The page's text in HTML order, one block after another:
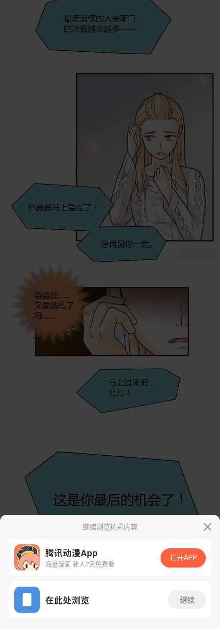
App免费看
继续浏览精彩内容
腾讯动漫App
海量漫画 新人7天免费看
打开APP
在此处浏览 继续